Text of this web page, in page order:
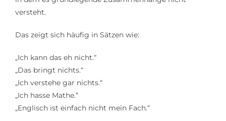
versteht.
Das zeigt sich häufig in Sätzen wie:
„Ich kann das eh nicht.“
„Das bringt nichts.“
„Ich verstehe gar nichts.“
„Ich hasse Mathe.“
„Englisch ist einfach nicht mein Fach.“